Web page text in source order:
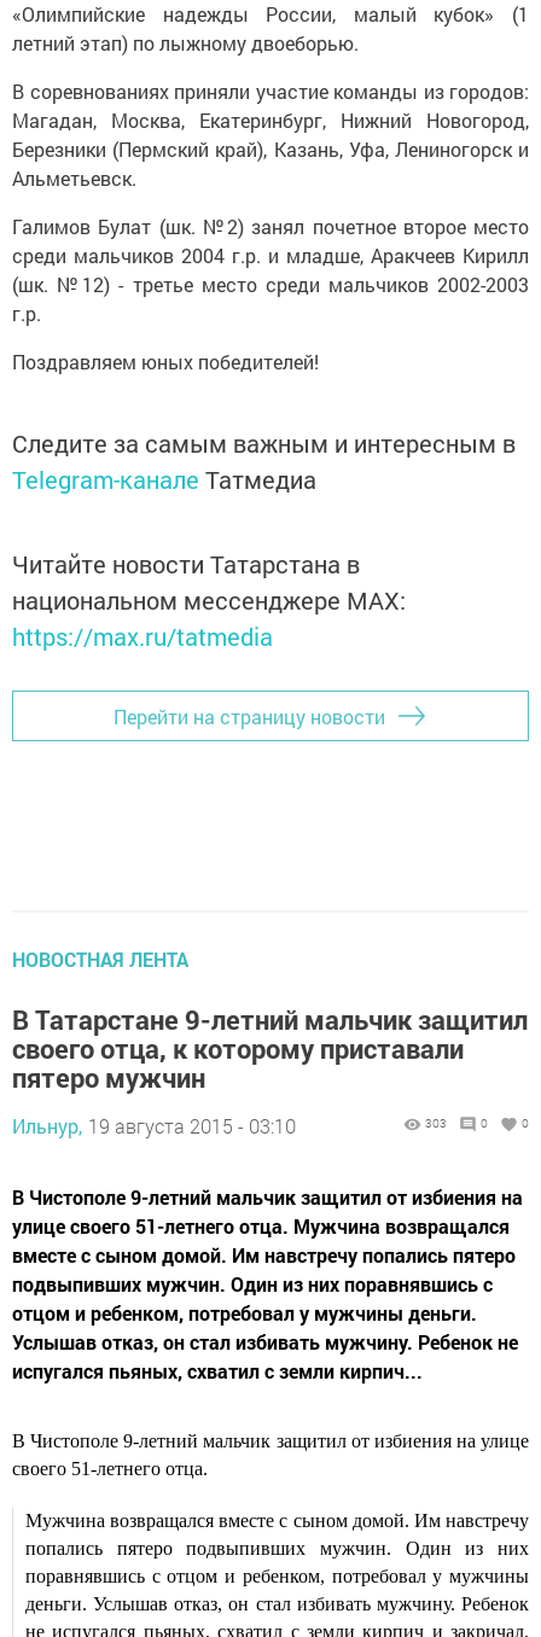
«Олимпийские надежды России, малый кубок» (1
летний этап) по лыжному двоеборью.
В соревнованиях приняли участие команды из городов:
Магадан, Москва, Екатеринбург, Нижний Новогород,
Березники (Пермский край), Казань, Уфа, Лениногорск и
Альметьевск.
Галимов Булат (шк. №2) занял почетное второе место
среди мальчиков 2004 г.р. и младше, Аракчеев Кирилл
(шк. №12) - третье место среди мальчиков 2002-2003
г.р.
Поздравляем юных победителей!
Следите за самым важным и интересным в
Telegram-канале Татмедиа
Читайте новости Татарстана в
национальном мессенджере MАХ:
https://max.ru/tatmedia
Перейти на страницу новости
НОВОСТНАЯ ЛЕНТА
В Татарстане 9-летний мальчик защитил
своего отца, к которому приставали
пятеро мужчин
Ильнур, 19 августа 2015 - 03:10 303 0 0
В Чистополе 9-летний мальчик защитил от избиения на
улице своего 51-летнего отца. Мужчина возвращался
вместе с сыном домой. Им навстречу попались пятеро
подвыпивших мужчин. Один из них поравнявшись с
отцом и ребенком, потребовал у мужчины деньги.
Услышав отказ, он стал избивать мужчину. Ребенок не
испугался пьяных, схватил с земли кирпич...
В Чистополе 9-летний мальчик защитил от избиения на улице
своего 51-летнего отца.
Мужчина возвращался вместе с сыном домой. Им навстречу
попались пятеро подвыпивших мужчин. Один из них
поравнявшись с отцом и ребенком, потребовал у мужчины
деньги. Услышав отказ, он стал избивать мужчину. Ребенок
не испугался пьяных, схватил с земли кирпич и закричал,